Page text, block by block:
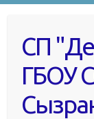
СП
ГБОУ